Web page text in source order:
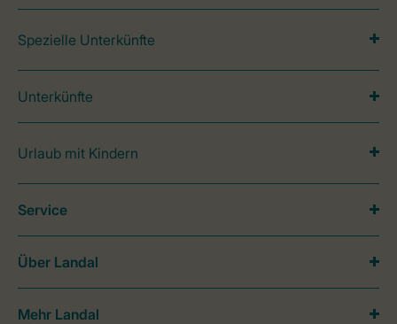
Spezielle Unterkünfte
Unterkünfte
Urlaub mit Kindern
Service
Über Landal
Mehr Landal